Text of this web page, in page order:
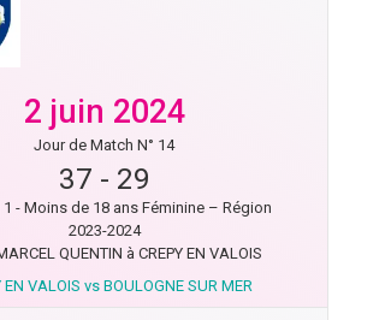
2 juin 2024
Jour de Match N° 14
37 - 29
1 - Moins de 18 ans Féminine – Région
2023-2024
QUENTIN à CREPY EN VALOIS
EN VALOIS vs BOULOGNE SUR MER